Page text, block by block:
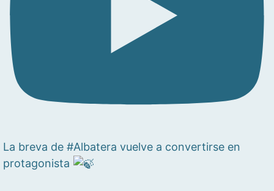
La breva de #Albatera vuelve a convertirse en
protagonista